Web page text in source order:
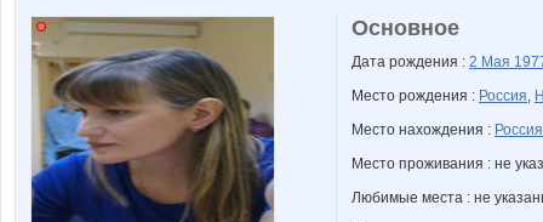
Основное
Дата рождения : 2 Мая
Место рождения : Россия,
Место нахождения : Россия
Место проживания : не
Любимые места : не